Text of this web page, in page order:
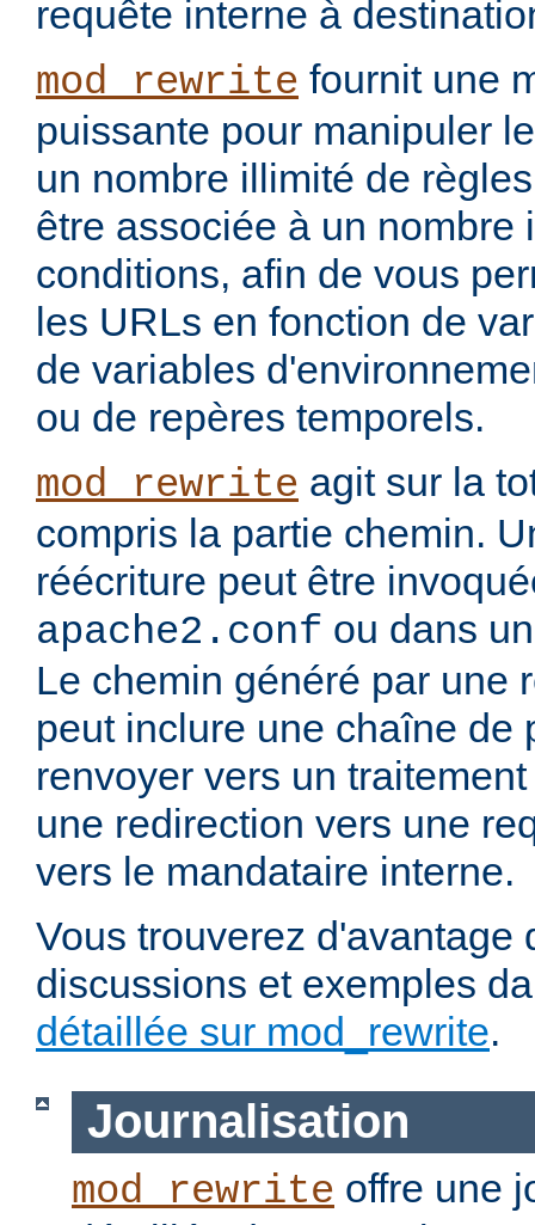
requête interne à
mod_rewrite fournit une
puissante pour manipuler
un nombre illimité de
être associée à un nombre
conditions, afin de vous
les URLs en fonction de
de variables
ou de repères temporels.
mod_rewrite agit sur la
compris la partie chemin.
réécriture peut être
apache2.conf ou dans
Le chemin généré par une
peut inclure une chaîne de
renvoyer vers un
une redirection vers une
vers le mandataire interne.
Vous trouverez d'avantage
discussions et exemples
détaillée sur mod_rewrite.
Journalisation
mod_rewrite offre une